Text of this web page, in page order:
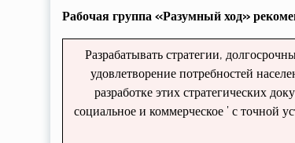
Рабочая группа «Разумный ход»
Разрабатывать стратегии,
удовлетво­рение потребностей
разработке этих стратеги­ческих
социальное и коммерческое ’ с точной